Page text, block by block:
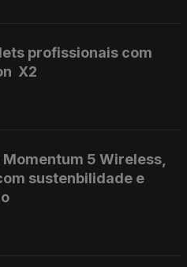
profissionais com
X2
5 Wireless,
sustenbilidade e